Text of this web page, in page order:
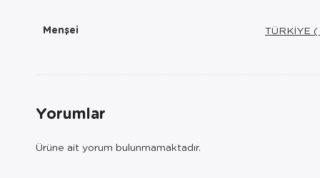
Menşei TÜRKİYE
Yorumlar
Ürüne ait yorum bulunmamaktadır.